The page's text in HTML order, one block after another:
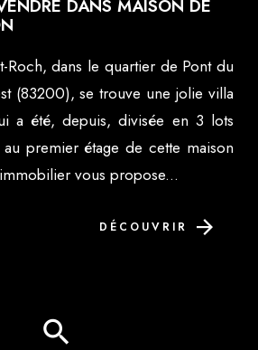
DANS MAISON DE
Roch, dans le quartier de Pont du
(83200), se trouve une jolie villa
a été, depuis, divisée en 3 lots
premier étage de cette maison
vous propose...
DÉCOUVRIR